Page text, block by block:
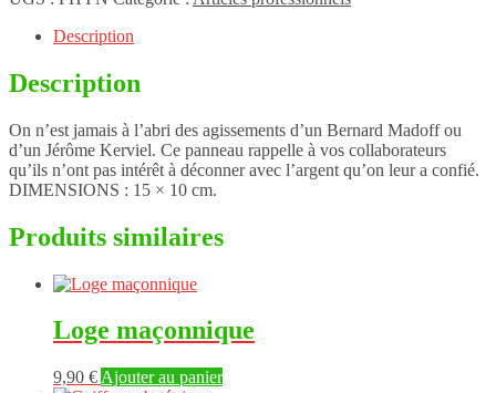
Description
Description
On n’est jamais à l’abri des agissements d’un Bernard Madoff ou
d’un Jérôme Kerviel. Ce panneau rappelle à vos collaborateurs
qu’ils n’ont pas intérêt à déconner avec l’argent qu’on leur a confié.
DIMENSIONS : 15 × 10 cm.
Produits similaires
Loge maçonnique
9,90 € Ajouter au panier